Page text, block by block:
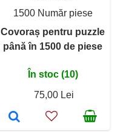
1500 Număr piese
Covoraș pentru puzzle
până în 1500 de piese
În stoc (10)
75,00 Lei